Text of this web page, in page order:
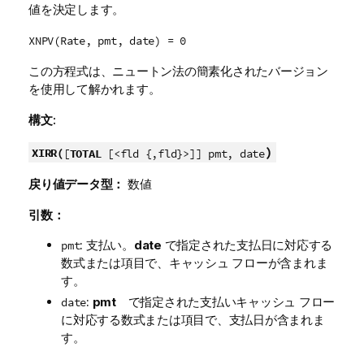
値を決定します。
XNPV(Rate, pmt, date) = 0
この方程式は、ニュートン法の簡素化されたバージョン
を使用して解かれます。
構文:
XIRR( [TOTAL [<fld {,fld}>]] pmt, date)
戻り値データ型： 数値
引数：
pmt: 支払い。 date で指定された支払日に対応する
数式または項目で、キャッシュ フローが含まれま
す。
date: pmtで指定された支払いキャッシュ フロー
に対応する数式または項目で、支払日が含まれま
す。